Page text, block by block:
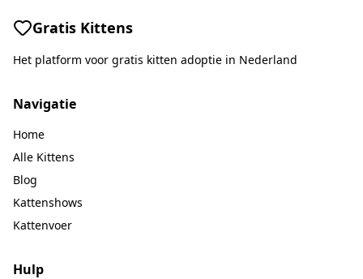
Gratis Kittens
Het platform voor gratis kitten adoptie in Nederland
Navigatie
Home
Alle Kittens
Blog
Kattenshows
Kattenvoer
Hulp